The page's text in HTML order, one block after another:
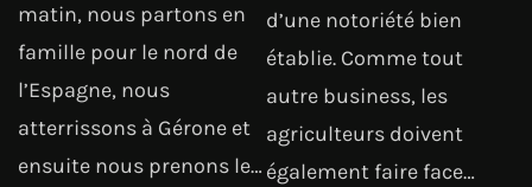
matin, nous partons en
famille pour le nord de
l’Espagne, nous
atterrissons à Gérone et
ensuite nous prenons le…
d’une notoriété bien
établie. Comme tout
autre business, les
agriculteurs doivent
également faire face…